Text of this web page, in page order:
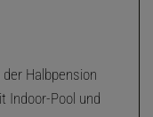
Halbpension
Indoor-Pool und